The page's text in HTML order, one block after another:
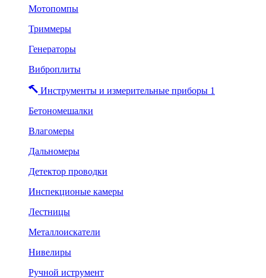
Мотопомпы
Триммеры
Генераторы
Виброплиты
Инструменты и измерительные приборы 1
Бетономешалки
Влагомеры
Дальномеры
Детектор проводки
Инспекционые камеры
Лестницы
Металлоискатели
Нивелиры
Ручной иструмент